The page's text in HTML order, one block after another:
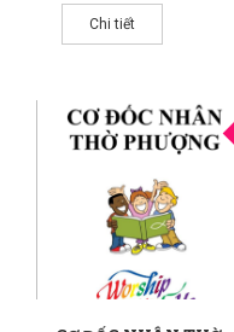
thành. Hãy cứ mạnh mẽ.
Bằng cả lời nói lẫn hành
đường đến nơi ẩn nấu.
Hãy xác quyết. Bạn không
thể thất bại vì bạn được
đẽo ra từ viên đá cứng
Chi tiết